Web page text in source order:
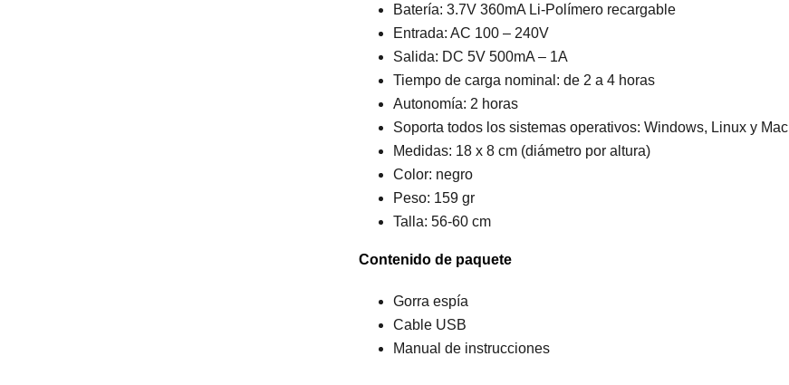
Batería: 3.7V 360mA Li-Polímero recargable
Entrada: AC 100 – 240V
Salida: DC 5V 500mA – 1A
Tiempo de carga nominal: de 2 a 4 horas
Autonomía: 2 horas
Soporta todos los sistemas operativos: Windows, Linux y Mac
Medidas: 18 x 8 cm (diámetro por altura)
Color: negro
Peso: 159 gr
Talla: 56-60 cm
Contenido de paquete
Gorra espía
Cable USB
Manual de instrucciones